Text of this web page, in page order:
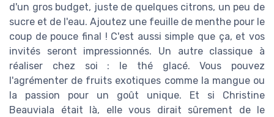
d'un gros budget, juste de quelques citrons, un peu de
sucre et de l'eau. Ajoutez une feuille de menthe pour le
coup de pouce final ! C'est aussi simple que ça, et vos
invités seront impressionnés. Un autre classique à
réaliser chez soi : le thé glacé. Vous pouvez
l'agrémenter de fruits exotiques comme la mangue ou
la passion pour un goût unique. Et si Christine
Beauviala était là, elle vous dirait sûrement de le